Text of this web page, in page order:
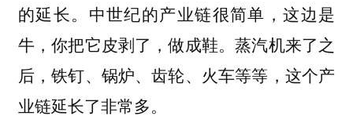
的延长。中世纪的产业链很简单，这边是
牛，你把它皮剥了，做成鞋。蒸汽机来了之
后，铁钉、锅炉、齿轮、火车等等，这个产
业链延长了非常多。